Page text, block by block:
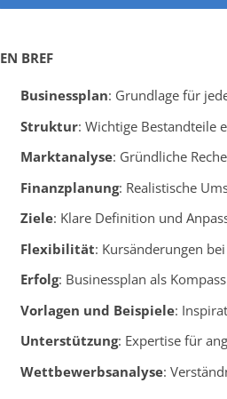
EN BREF
Businessplan: Grundlage für
Struktur: Wichtige Bestandteile
Marktanalyse: Gründliche
Finanzplanung: Realistische
Ziele: Klare Definition und
Flexibilität: Kursänderungen
Erfolg: Businessplan als
Vorlagen und Beispiele:
Unterstützung: Expertise für
Wettbewerbsanalyse: